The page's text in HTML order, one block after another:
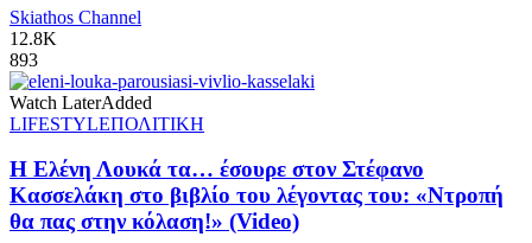
Skiathos Channel
12.8K
893
Watch LaterAdded
LIFESTYLEΠΟΛΙΤΙΚΗ
Η Ελένη Λουκά τα… έσουρε στον Στέφανο
Κασσελάκη στο βιβλίο του λέγοντας του: «Ντροπή
θα πας στην κόλαση!» (Video)